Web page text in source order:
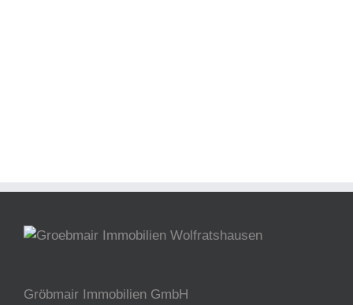
Gröbmair Immobilien GmbH